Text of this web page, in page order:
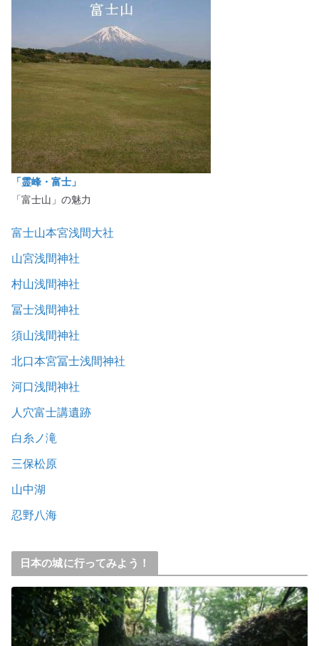
「霊峰・富士」
「富士山」の魅力
富士山本宮浅間大社
山宮浅間神社
村山浅間神社
冨士浅間神社
須山浅間神社
北口本宮冨士浅間神社
河口浅間神社
人穴富士講遺跡
白糸ノ滝
三保松原
山中湖
忍野八海
日本の城に行ってみよう！